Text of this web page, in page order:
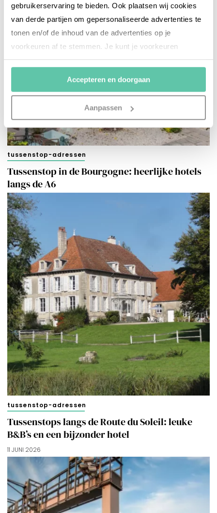
gebruikerservaring te bieden. Ook plaatsen wij cookies
van derde partijen om gepersonaliseerde advertenties te
tonen en/of de inhoud van de advertenties op je
voorkeuren af te stemmen. Je kunt je voorkeuren
beheren via ‘Zelf instellen’. Klik je op ‘Accepteren en
Accepteren en doorgaan
Aanpassen
tussenstop-adressen
Tussenstop in de Bourgogne: heerlijke hotels
langs de A6
tussenstop-adressen
Tussenstops langs de Route du Soleil: leuke
B&B’s en een bijzonder hotel
11 JUNI 2026